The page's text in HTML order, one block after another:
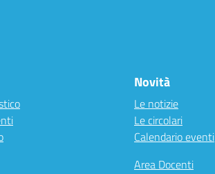
Novità
Le notizie
Le circolari
Calendario eventi
Area Docenti